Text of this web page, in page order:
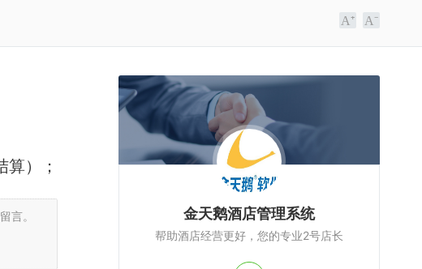
）；
言。
金天鹅酒店管理系统
帮助酒店经营更好，您的专业2号店长